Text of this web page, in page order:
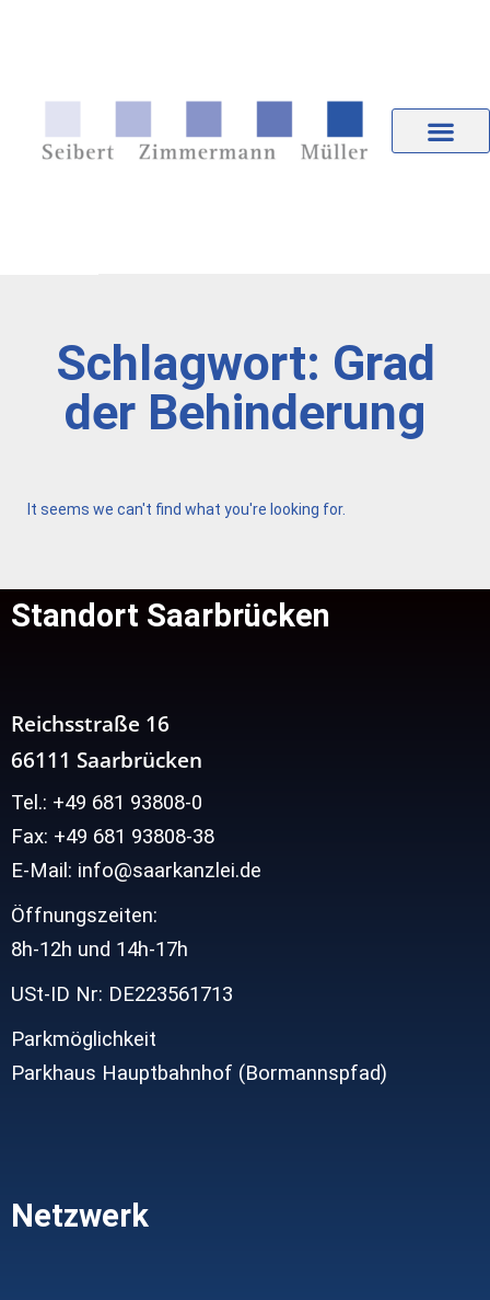
Schlagwort: Grad
der Behinderung
It seems we can't find what you're looking for.
Standort Saarbrücken
Reichsstraße 16
66111 Saarbrücken
Tel.: +49 681 93808-0
Fax: +49 681 93808-38
E-Mail: info@saarkanzlei.de
Öffnungszeiten:
8h-12h und 14h-17h
USt-ID Nr: DE223561713
Parkmöglichkeit
Parkhaus Hauptbahnhof (Bormannspfad)
Netzwerk